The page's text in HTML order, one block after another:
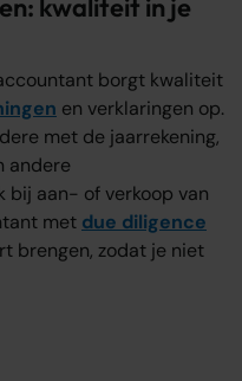
kwaliteit in je
borgt kwaliteit
en verklaringen op.
met de jaarrekening,
andere
bij aan- of verkoop van
met due diligence
brengen, zodat je niet